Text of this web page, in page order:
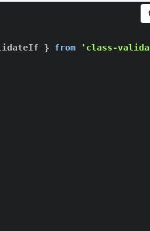
} from 'class-